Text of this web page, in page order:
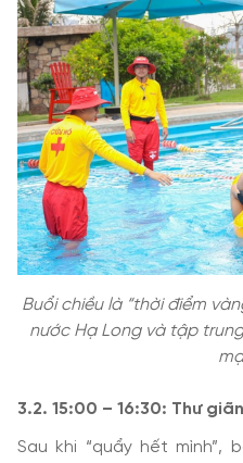
Buổi chiều là “thời điểm
nước Hạ Long và tập
3.2. 15:00 – 16:30: Thư
Sau khi “quẩy hết mình”,